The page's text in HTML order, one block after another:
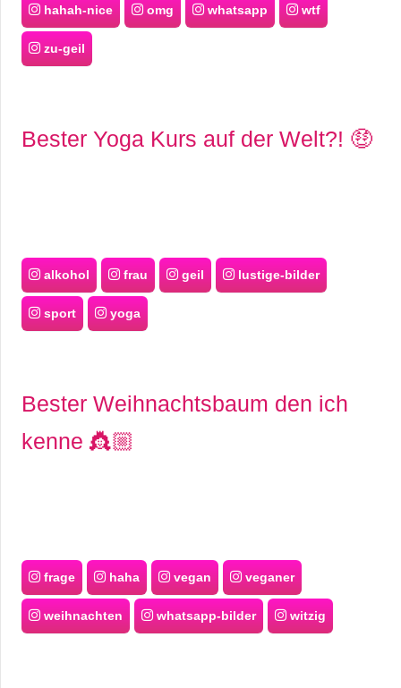
hahah-nice omg whatsapp wtf
zu-geil
Bester Yoga Kurs auf der Welt?! 🤑
alkohol frau geil lustige-bilder
sport yoga
Bester Weihnachtsbaum den ich
kenne 👸🏼
frage haha vegan veganer
weihnachten whatsapp-bilder witzig